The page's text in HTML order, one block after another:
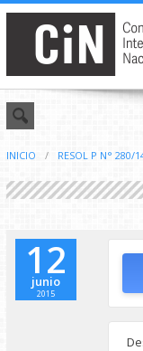
INICIO / RESOL P N° 280/
12
junio
2015